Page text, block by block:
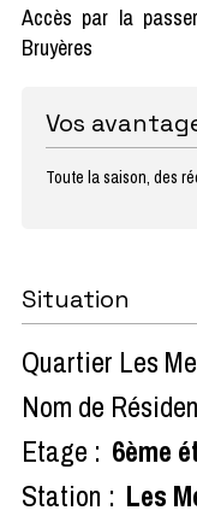
Accès par la
Bruyères
Vos
Toute la saison, des
Situation
Quartier Les
Nom de
Etage : 6ème
Station : Les